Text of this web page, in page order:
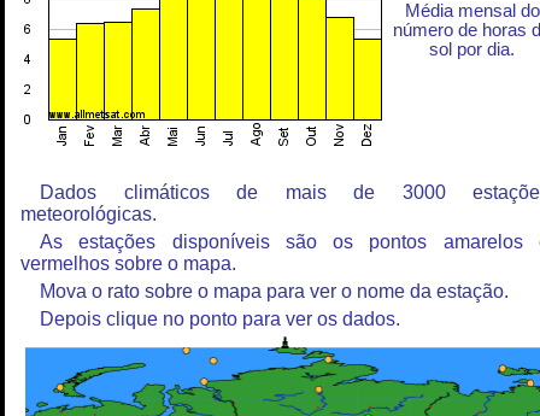
Média mensal do
número de horas
sol por dia.
Dados climáticos de mais de 3000
meteorológicas.
As estações disponíveis são os pontos amarelos
vermelhos sobre o mapa.
Mova o rato sobre o mapa para ver o nome da estação.
Depois clique no ponto para ver os dados.